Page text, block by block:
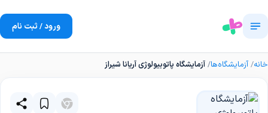
ورود / ثبت نام
خانه آزمایشگاه‌ها آزمایشگاه پاتوبیولوژی آریانا شیراز